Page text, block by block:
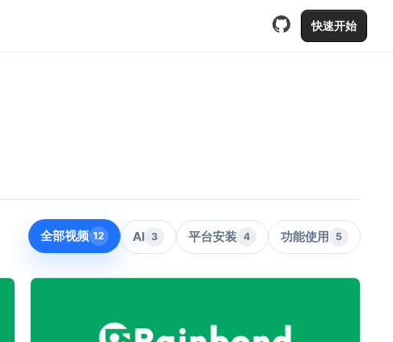
快速开始
全部视频 12 AI 3 平台安装 4 功能使用 5